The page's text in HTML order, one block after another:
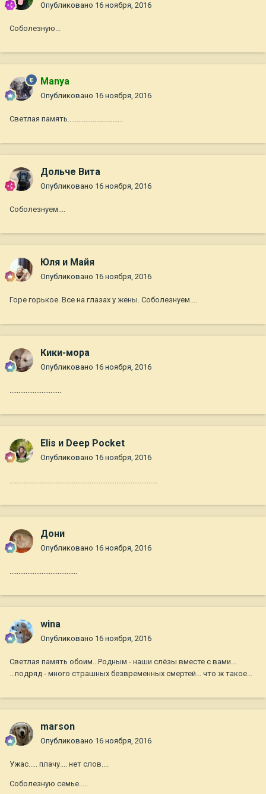
Опубликовано 16 ноября, 2016
Соболезную...
Manya
Опубликовано 16 ноября, 2016
Светлая память...............................
Дольче Вита
Опубликовано 16 ноября, 2016
Соболезнуем....
Юля и Майя
Опубликовано 16 ноября, 2016
Горе горькое. Все на глазах у жены. Соболезнуем....
Кики-мора
Опубликовано 16 ноября, 2016
.............................
Elis и Deep Pocket
Опубликовано 16 ноября, 2016
...................................................................................
Дони
Опубликовано 16 ноября, 2016
......................................
wina
Опубликовано 16 ноября, 2016
Светлая память обоим...Родным - наши слёзы вместе с вами...
...подряд - много страшных безвременных смертей... что ж такое...
marson
Опубликовано 16 ноября, 2016
Ужас..... плачу.... нет слов....
Соболезную семье.....